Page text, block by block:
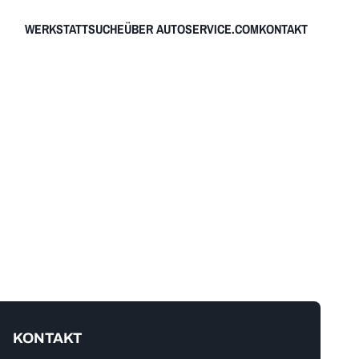
WERKSTATTSUCHEÜBER AUTOSERVICE.COMKONTAKT
KONTAKT